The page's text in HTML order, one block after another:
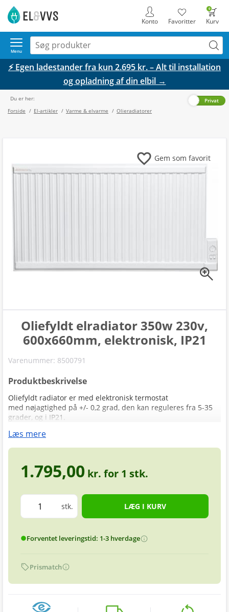
0
Kurv
Favoritter
Konto
Menu
⚡ Egen ladestander fra kun 2.695 kr. – Alt til installation
og opladning af din elbil →
Du er her:
Forside / El-artikler / Varme & elvarme / Olieradiatorer
Privat
zoom_in
favorite Gem som favorit
Oliefyldt elradiator 350w 230v,
600x660mm, elektronisk, IP21
Varenummer: 8500791
Produktbeskrivelse
Oliefyldt radiator er med elektronisk termostat
med nøjagtighed på +/- 0,2 grad, den kan reguleres fra 5-35
grader, og i IP21.
Læs mere
1.795,00 kr. for 1 stk.
stk.
circleForventet leveringstid: 1-3 hverdageinfo
sellPrismatchinfo